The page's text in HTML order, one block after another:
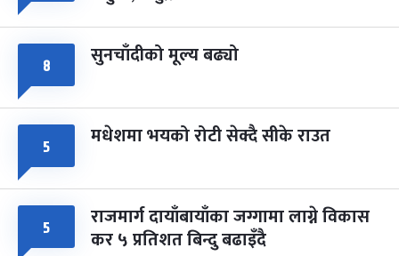
८ सुनचाँदीको मूल्य बढ्यो
५ मधेशमा भयको रोटी सेक्दै सीके राउत
५ राजमार्ग दायाँबायाँका जग्गामा लाग्ने विकास
कर ५ प्रतिशत बिन्दु बढाइँदै